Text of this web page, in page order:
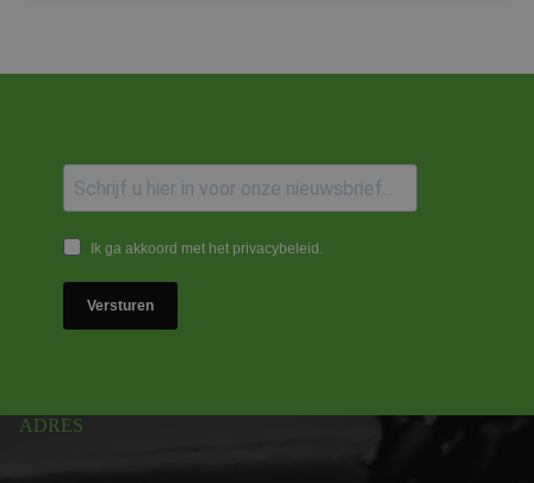
Ik ga akkoord met het privacybeleid.
Versturen
ADRES